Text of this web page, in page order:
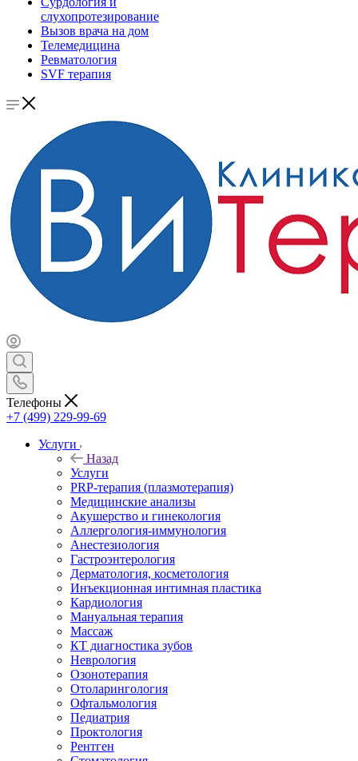
слухопротезирование
Вызов врача на дом
Телемедицина
Ревматология
SVF терапия
Телефоны
+7 (499) 229-99-69
Услуги
Назад
Услуги
PRP-терапия (плазмотерапия)
Медицинские анализы
Акушерство и гинекология
Аллергология-иммунология
Анестезиология
Гастроэнтерология
Дерматология, косметология
Инъекционная интимная пластика
Кардиология
Мануальная терапия
Массаж
КТ диагностика зубов
Неврология
Озонотерапия
Отоларингология
Офтальмология
Педиатрия
Проктология
Рентген